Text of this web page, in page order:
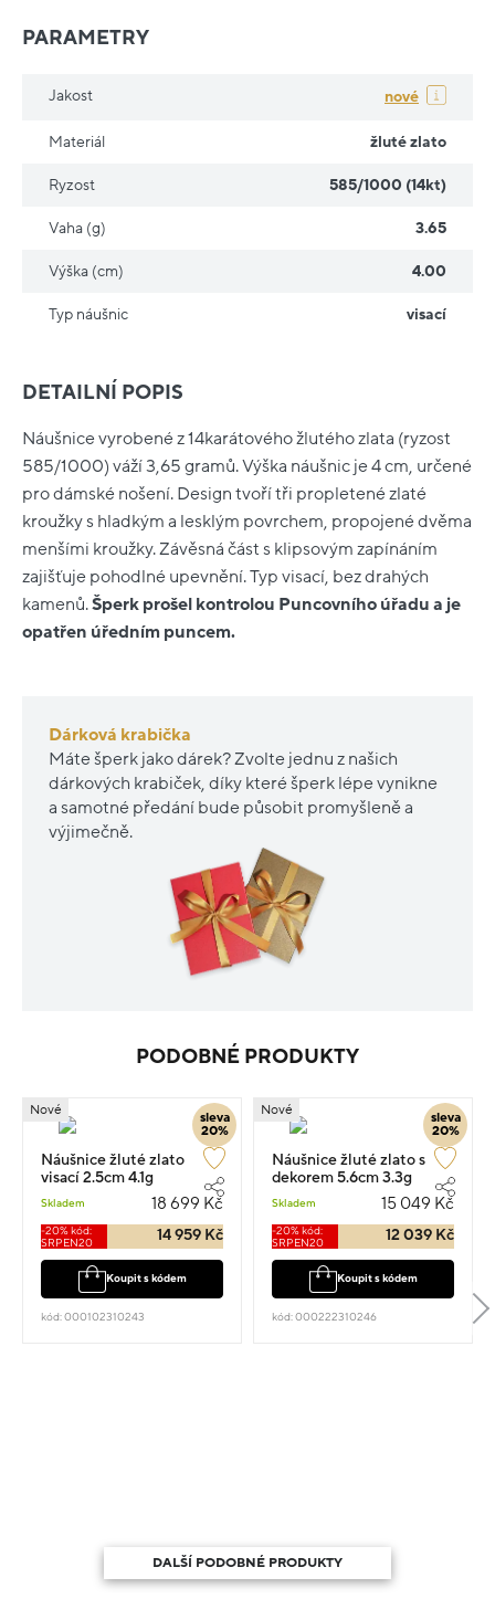
DETAILNÍ POPIS
Náušnice vyrobené z 14karátového žlutého zlata (ryzost
585/1000) váží 3,65 gramů. Výška náušnic je 4 cm, určené
pro dámské nošení. Design tvoří tři propletené zlaté
kroužky s hladkým a lesklým povrchem, propojené dvěma
menšími kroužky. Závěsná část s klipsovým zapínáním
zajišťuje pohodlné upevnění. Typ visací, bez drahých
kamenů.Šperk prošel kontrolou Puncovního úřadu a je
opatřen úředním puncem.
Dárková krabička
Máte šperk jako dárek? Zvolte jednu z našich
dárkových krabiček, díky které šperk lépe vynikne
a samotné předání bude působit promyšleně a
výjimečně.
PARAMETRY
Jakost nové
Materiál žluté zlato
Ryzost 585/1000 (14kt)
Vaha (g) 3.65
Výška (cm) 4.00
Typ náušnic visací
PODOBNÉ PRODUKTY
sleva
20%
Nové
Náušnice žluté zlato
visací 2.5cm 4.1g
Skladem 18 699 Kč
-20% kód:
SRPEN20
14 959 Kč
Koupit s kódem
kód: 000102310243
sleva
20%
Nové
Náušnice žluté zlato s
dekorem 5.6cm 3.3g
Skladem 15 049 Kč
-20% kód:
SRPEN20
12 039 Kč
Koupit s kódem
kód: 000222310246
DALŠÍ PODOBNÉ PRODUKTY